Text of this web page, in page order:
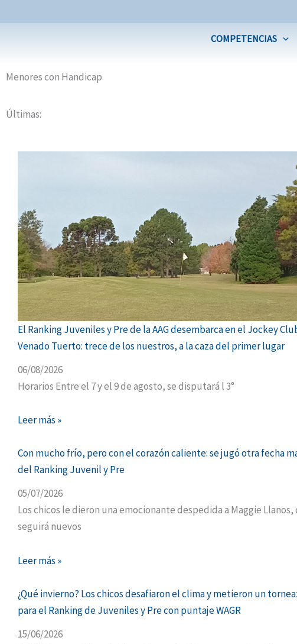
al
COMPETENCIAS
Menores con Handicap
Últimas:
El Ranking Juveniles y Pre de la AAG desembarca en el Jockey
Venado Tuerto: trece de los nuestros, a la caza del primer lugar
06/08/2026
Horarios Entre el 7 y el 9 de agosto, se disputará l 3°
Leer más »
Con mucho frío, pero con el corazón caliente: se jugó otra fecha
del Ranking Juvenil y Pre
05/07/2026
Los chicos le dieron una emocionante despedida a Maggie Llanos,
seguirá nuevos
Leer más »
¿Qué invierno? Los chicos desafiaron el clima y metieron un
para el Ranking de Juveniles y Pre con puntaje WAGR
15/06/2026